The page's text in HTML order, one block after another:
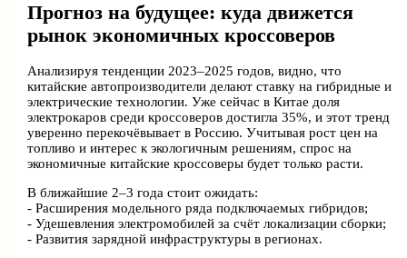
Прогноз на будущее: куда движется
рынок экономичных кроссоверов
Анализируя тенденции 2023–2025 годов, видно, что
китайские автопроизводители делают ставку на гибридные и
электрические технологии. Уже сейчас в Китае доля
электрокаров среди кроссоверов достигла 35%, и этот тренд
уверенно перекочёвывает в Россию. Учитывая рост цен на
топливо и интерес к экологичным решениям, спрос на
экономичные китайские кроссоверы будет только расти.
В ближайшие 2–3 года стоит ожидать:
- Расширения модельного ряда подключаемых гибридов;
- Удешевления электромобилей за счёт локализации сборки;
- Развития зарядной инфраструктуры в регионах.